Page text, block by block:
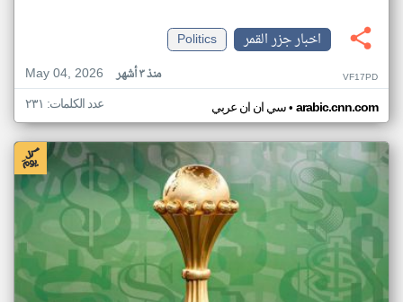
اخبار جزر القمر
Politics
May 04, 2026
منذ ٣ أشهر VF17PD
سي ان ان عربي• arabic.cnn.com عدد الكلمات: ٢٣١